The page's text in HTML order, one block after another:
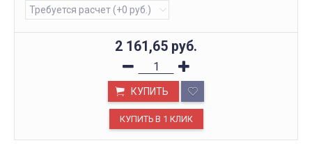
2 161,65 руб.
КУПИТЬ